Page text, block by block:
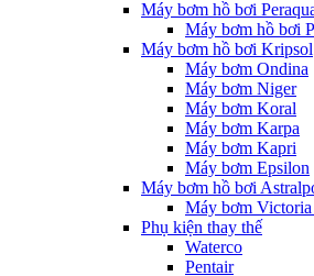
Máy bơm hồ bơi
Máy bơm hồ bơi
Máy bơm hồ bơi Kripsol
Máy bơm Ondina
Máy bơm Niger
Máy bơm Koral
Máy bơm Karpa
Máy bơm Kapri
Máy bơm Epsilon
Máy bơm hồ bơi
Máy bơm
Phụ kiện thay thế
Waterco
Pentair